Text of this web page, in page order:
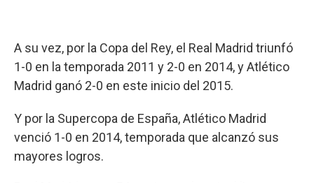
A su vez, por la Copa del Rey, el Real Madrid triunfó
1-0 en la temporada 2011 y 2-0 en 2014, y Atlético
Madrid ganó 2-0 en este inicio del 2015.
Y por la Supercopa de España, Atlético Madrid
venció 1-0 en 2014, temporada que alcanzó sus
mayores logros.